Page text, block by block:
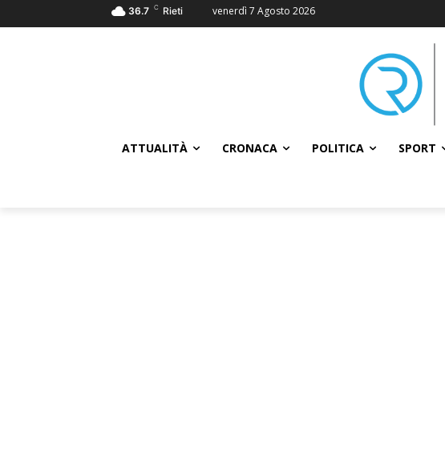
36.7 C Rieti venerdì 7 Agosto 2026
ATTUALITÀ CRONACA POLITICA SPORT